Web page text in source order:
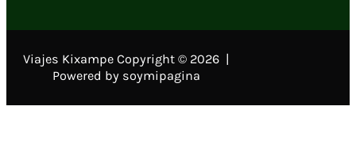
Viajes Kixampe Copyright © 2026 |
Powered by soymipagina